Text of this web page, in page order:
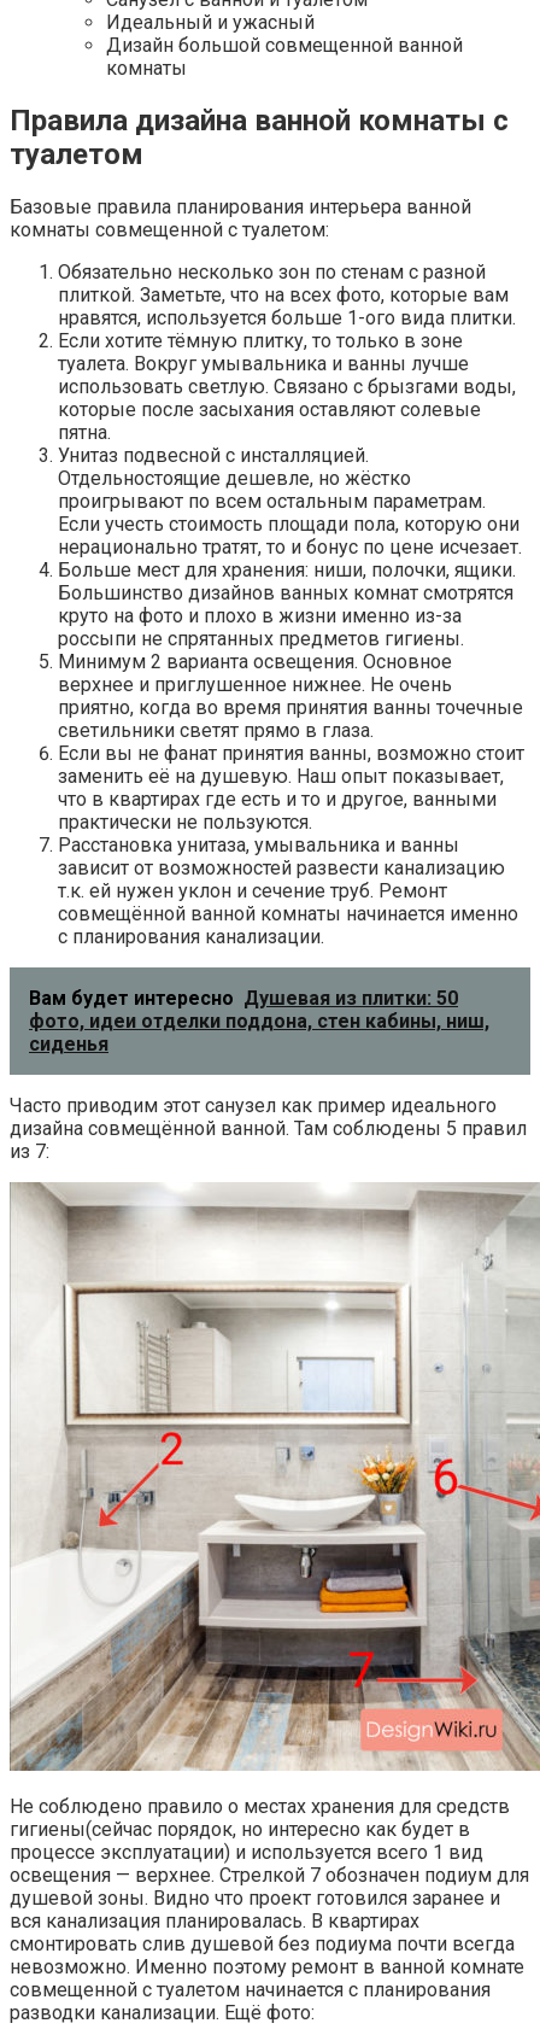
Идеальный и ужасный
Дизайн большой совмещенной ванной
комнаты
Правила дизайна ванной комнаты с
туалетом
Базовые правила планирования интерьера ванной
комнаты совмещенной с туалетом:
Обязательно несколько зон по стенам с разной
плиткой. Заметьте, что на всех фото, которые вам
нравятся, используется больше 1-ого вида плитки.
Если хотите тёмную плитку, то только в зоне
туалета. Вокруг умывальника и ванны лучше
использовать светлую. Связано с брызгами воды,
которые после засыхания оставляют солевые
пятна.
Унитаз подвесной с инсталляцией.
Отдельностоящие дешевле, но жёстко
проигрывают по всем остальным параметрам.
Если учесть стоимость площади пола, которую они
нерационально тратят, то и бонус по цене исчезает.
Больше мест для хранения: ниши, полочки, ящики.
Большинство дизайнов ванных комнат смотрятся
круто на фото и плохо в жизни именно из-за
россыпи не спрятанных предметов гигиены.
Минимум 2 варианта освещения. Основное
верхнее и приглушенное нижнее. Не очень
приятно, когда во время принятия ванны точечные
светильники светят прямо в глаза.
Если вы не фанат принятия ванны, возможно стоит
заменить её на душевую. Наш опыт показывает,
что в квартирах где есть и то и другое, ванными
практически не пользуются.
Расстановка унитаза, умывальника и ванны
зависит от возможностей развести канализацию
т.к. ей нужен уклон и сечение труб. Ремонт
совмещённой ванной комнаты начинается именно
с планирования канализации.
Вам будет интересно Душевая из плитки: 50
фото, идеи отделки поддона, стен кабины, ниш,
сиденья
Часто приводим этот санузел как пример идеального
дизайна совмещённой ванной. Там соблюдены 5 правил
из 7:
Не соблюдено правило о местах хранения для средств
гигиены(сейчас порядок, но интересно как будет в
процессе эксплуатации) и используется всего 1 вид
освещения — верхнее. Стрелкой 7 обозначен подиум для
душевой зоны. Видно что проект готовился заранее и
вся канализация планировалась. В квартирах
смонтировать слив душевой без подиума почти всегда
невозможно. Именно поэтому ремонт в ванной комнате
совмещенной с туалетом начинается с планирования
разводки канализации. Ещё фото: